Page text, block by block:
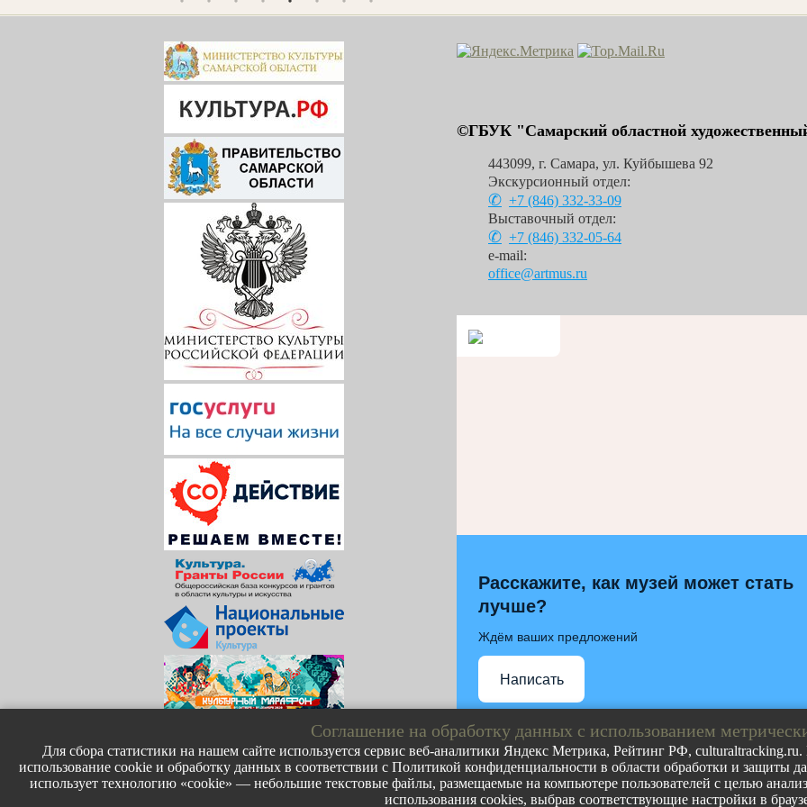
©ГБУК "Самарский областной
443099, г. Самара, ул. Куйбышева 92
Экскурсионный отдел:
+7 (846) 332-33-09
Выставочный отдел:
+7 (846) 332-05-64
e-mail:
office@artmus.ru
Расскажите, как музей может стать
лучше?
Ждём ваших предложений
Написать
Соглашение на обработку данных с использованием
Для сбора статистики на нашем сайте используется сервис веб-аналитики Яндекс Метрика, Рейтинг РФ,
использование cookie и обработку данных в соответствии с Политикой конфиденциальности в области обработки и
использует технологию «cookie» — небольшие текстовые файлы, размещаемые на компьютере пользователей с целью
использования cookies, выбрав соответствующие настройки в
Полное либо частичное воспроизведение любых
допускается с обязательной прямой гиперссылкой на